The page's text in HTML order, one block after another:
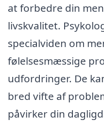
at forbedre din
livskvalitet.
specialviden om
følelsesmæssige
udfordringer. De
bred vifte af
påvirker din